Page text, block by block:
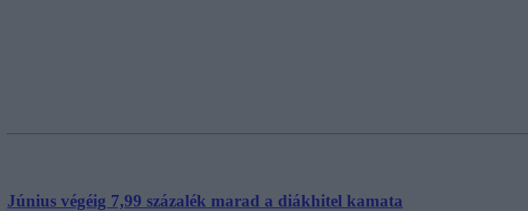
Június végéig 7,99 százalék marad a diákhitel kamata